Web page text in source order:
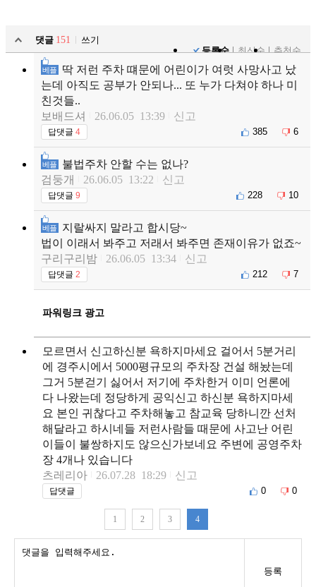
댓글 151
쓰기
등록순
최신순 추천순
베플
딱 저런 주차 떄문에 어린이가 여럿 사망사고 났
는데 아직도 공부가 안되나... 또 누가 다쳐야 하나 미
친것들..
보배드셔
26.06.05 13:39 신고
답댓글 4 385 6
베플
불법주차 안할 수는 없나?
검둥개
26.06.05 13:22 신고
답댓글 9 228 10
베플
지랄싸지 말라고 합시당~
법이 이래서 봐주고 저래서 봐주면 존재이유가 없죠~
구리구리밤
26.06.05 13:34 신고
답댓글 2 212 7
파워링크 광고
모르면서 신고하신분 욕하지마세요 걸어서 5분거리
에 경주시에서 5000평규모의 주차장 건설 해놨는데
그거 5분걷기 싫어서 저기에 주차한거 이미 언론에
다 나왔는데 정당하게 공익신고 하신분 욕하지마세
요 본인 귀찮다고 주차해놓고 참교육 당하니깐 선처
해달라고 하시네들 저런사람들 때문에 사고난 어린
이들이 불쌍하지도 않으신가보네요 주변에 공영주차
장 4개나 있습니다
츠레리아
26.07.28 18:29 신고
답댓글 0 0
1 2 3 4
등록